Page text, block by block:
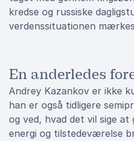
kredse og russiske
verdenssituationen
En anderledes
Andrey Kazankov er ikke
han er også tidligere
og ved, hvad det vil sige at
energi og tilstedeværelse